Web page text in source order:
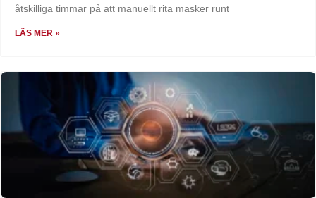
åtskilliga timmar på att manuellt rita masker runt
LÄS MER »